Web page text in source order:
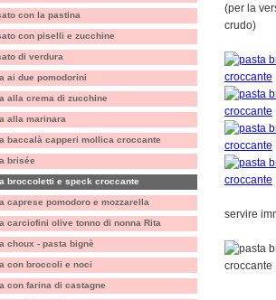
con la pastina
con piselli e zucchine
di verdura
ai due pomodorini
alla crema di zucchine
alla marinara
baccalà capperi mollica croccante
brisée
broccoletti e speck croccante
caprese pomodoro e mozzarella
carciofini olive tonno di nonna Rita
choux - pasta bignè
con broccoli e noci
con farina di castagne
(per la
crudo)
servire